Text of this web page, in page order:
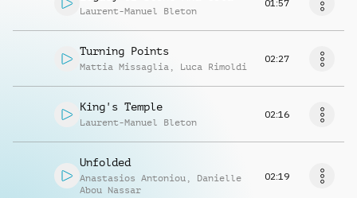
Laurent-Manuel Bleton
01:57
Turning Points
Mattia Missaglia , Luca Rimoldi
02:27
King's Temple
Laurent-Manuel Bleton
02:16
Unfolded
Anastasios Antoniou , Danielle
Abou Nassar
02:19